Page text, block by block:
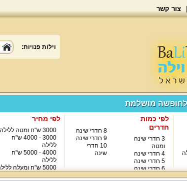
צור קשר
וילות פנויות:
מושלמת
לפי כמות
חדרים
3 חדרי שינה
ומטה
4 חדרי שינה
5 חדרי שינה
6 חדרי שינה
7 חדרי שינה
8 חדרי שינה
9 חדרי שינה
10 חדרי
שינה
לפי מחיר
3000 ש"ח ומטה ללילה
3000 - 4000 ש"ח
ללילה
4000 - 5000 ש"ח
ללילה
5000 ש"ח ומעלה ללילה